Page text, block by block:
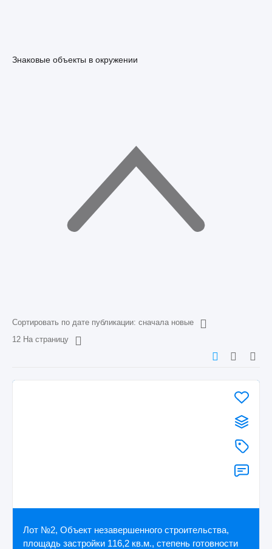
Знаковые объекты в окружении
Сортировать по дате публикации: сначала новые
12 На страницу
Лот №2, Объект незавершенного строительства,
площадь застройки 116,2 кв.м., степень готовности